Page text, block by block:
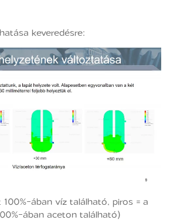
keveredésre:
ában víz található, piros = a
ában aceton található)